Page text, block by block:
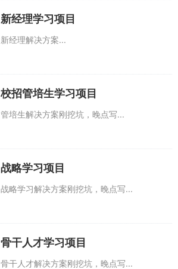
新经理学习项目
新经理解决方案...
校招管培生学习项目
管培生解决方案刚挖坑，晚点写...
战略学习项目
战略学习解决方案刚挖坑，晚点写...
骨干人才学习项目
骨干人才解决方案刚挖坑，晚点写...